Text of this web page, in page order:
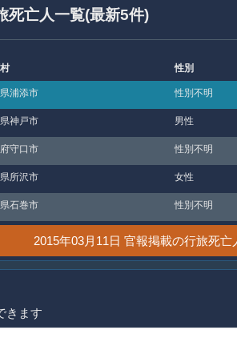
死亡人一覧(最新5件)
性別
浦添市 性別不明
神戸市 男性
守口市 性別不明
所沢市 女性
石巻市 性別不明
2015年03月11日 官報掲載の行旅死亡
きます